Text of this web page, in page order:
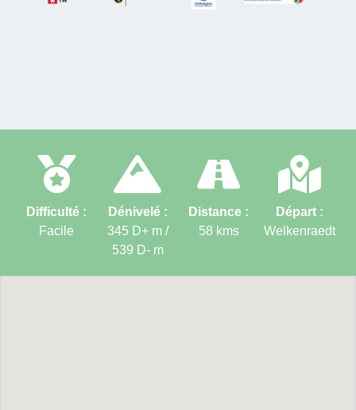
Difficulté :
Facile
Dénivelé :
345 D+ m /
539 D- m
Distance :
58 kms
Départ :
Welkenraedt